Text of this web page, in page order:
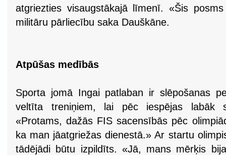
atgriezties visaugstākajā līmenī. «Šis
militāru pārliecību saka Dauškāne.
Atpūšas medībās
Sporta jomā Ingai patlaban ir slēpošanas
veltīta treniņiem, lai pēc iespējas labāk
«Protams, dažās FIS sacensībās pēc
ka man jāatgriežas dienestā.» Ar startu
tādējādi būtu izpildīts. «Jā, mans mērķis